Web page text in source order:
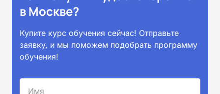
в Москве?
Купите курс обучения сейчас! Отправьте
заявку, и мы поможем подобрать программу
обучения!